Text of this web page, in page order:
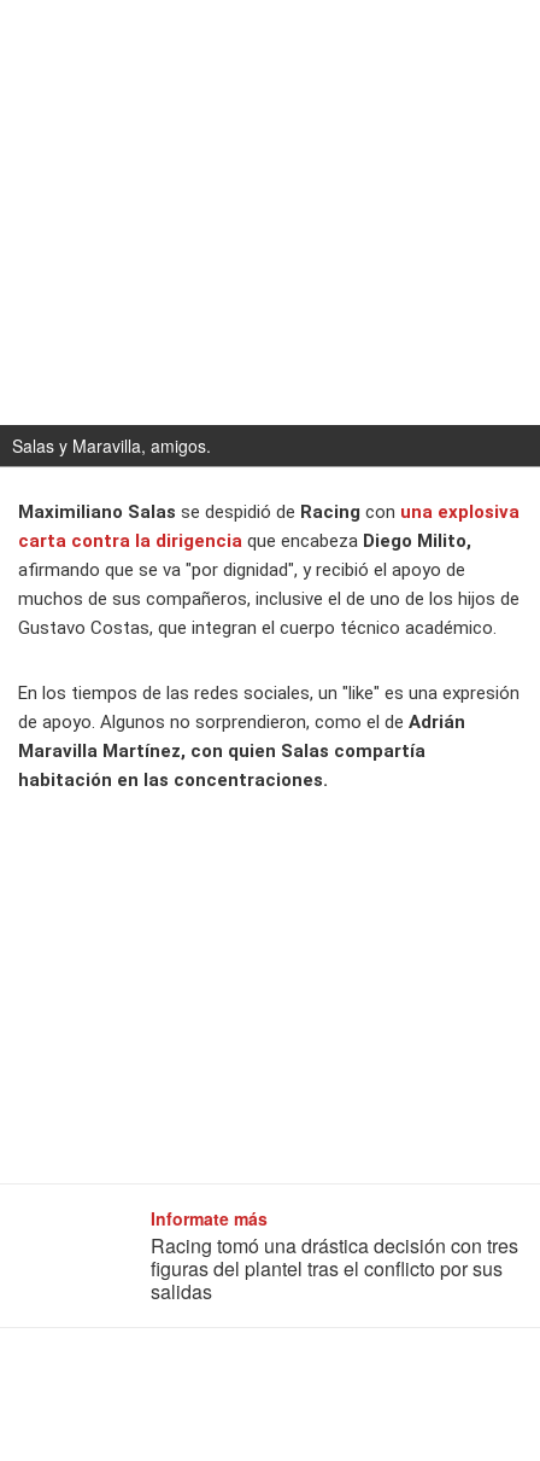
Salas y Maravilla, amigos.
Maximiliano Salas se despidió de Racing con una explosiva
carta contra la dirigencia que encabeza Diego Milito,
afirmando que se va "por dignidad", y recibió el apoyo de
muchos de sus compañeros, inclusive el de uno de los hijos de
Gustavo Costas, que integran el cuerpo técnico académico.
En los tiempos de las redes sociales, un "like" es una expresión
de apoyo. Algunos no sorprendieron, como el de Adrián
Maravilla Martínez, con quien Salas compartía
habitación en las concentraciones.
Informate más
Racing tomó una drástica decisión con tres
figuras del plantel tras el conflicto por sus
salidas